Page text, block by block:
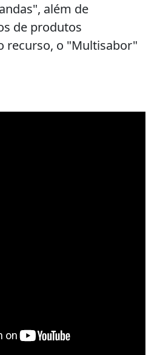
além de
de produtos
recurso, o "Multisabor"